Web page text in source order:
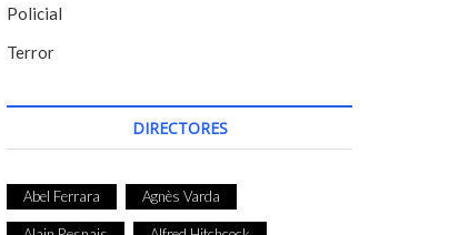
Policial
Terror
DIRECTORES
Abel Ferrara Agnès Varda